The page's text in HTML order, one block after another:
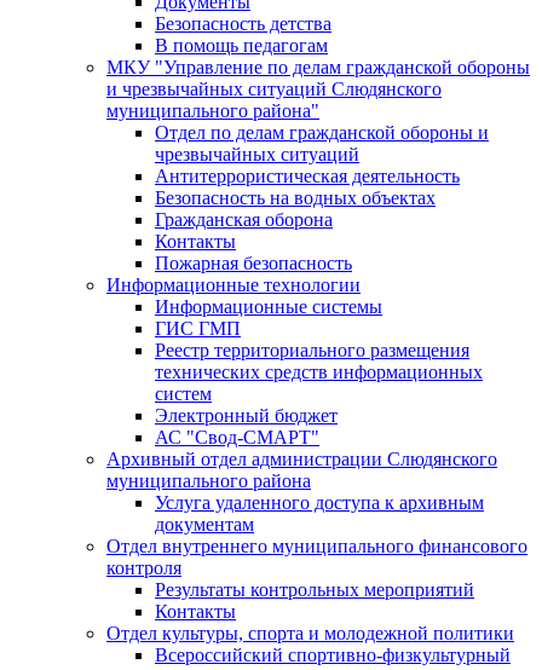
Безопасность детства
В помощь педагогам
МКУ "Управление по делам гражданской обороны
и чрезвычайных ситуаций Слюдянского
муниципального района"
Отдел по делам гражданской обороны и
чрезвычайных ситуаций
Антитеррористическая деятельность
Безопасность на водных объектах
Гражданская оборона
Контакты
Пожарная безопасность
Информационные технологии
Информационные системы
ГИС ГМП
Реестр территориального размещения
технических средств информационных
систем
Электронный бюджет
АС "Свод-СМАРТ"
Архивный отдел администрации Слюдянского
муниципального района
Услуга удаленного доступа к архивным
документам
Отдел внутреннего муниципального финансового
контроля
Результаты контрольных мероприятий
Контакты
Отдел культуры, спорта и молодежной политики
Всероссийский спортивно-физкультурный